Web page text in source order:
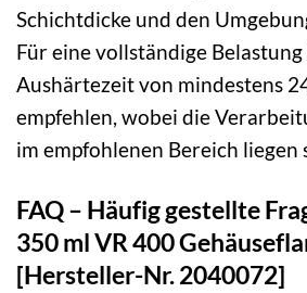
Schichtdicke und den
Für eine vollständige
Aushärtezeit von mindestens
empfehlen, wobei die
im empfohlenen Bereich liegen
FAQ – Häufig gestellte
350 ml VR 400
[Hersteller-Nr. 2040072]